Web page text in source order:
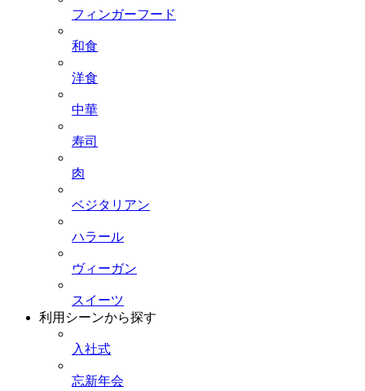
フィンガーフード
和食
洋食
中華
寿司
肉
ベジタリアン
ハラール
ヴィーガン
スイーツ
利用シーンから探す
入社式
忘新年会